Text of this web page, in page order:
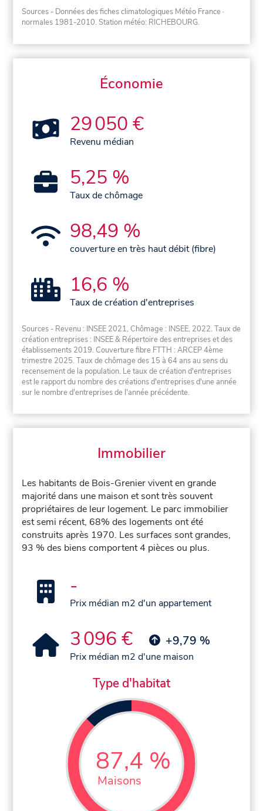
Sources - Données des fiches climatologiques Météo France ·
normales 1981-2010. Station météo: RICHEBOURG.
Économie
29 050 €
Revenu médian
5,25 %
Taux de chômage
98,49 %
couverture en très haut débit (fibre)
16,6 %
Taux de création d'entreprises
Sources - Revenu : INSEE 2021, Chômage : INSEE, 2022. Taux de
création entreprises : INSEE & Répertoire des entreprises et des
établissements 2019. Couverture fibre FTTH : ARCEP 4ème
trimestre 2025. Taux de chômage des 15 à 64 ans au sens du
recensement de la population. Le taux de création d'entreprises
est le rapport du nombre des créations d'entreprises d'une année
sur le nombre d'entreprises de l'année précédente.
Immobilier
Les habitants de Bois-Grenier vivent en grande
majorité dans une maison et sont très souvent
propriétaires de leur logement. Le parc immobilier
est semi récent, 68% des logements ont été
construits après 1970. Les surfaces sont grandes,
93 % des biens comportent 4 pièces ou plus.
-
Prix médian m2 d'un appartement
3 096 € +9,79 %
Prix médian m2 d'une maison
Type d'habitat
87,4 %
Maisons